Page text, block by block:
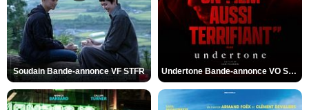
Soudain Bande-annonce VF STFR Undertone Bande-annonce VO STFR